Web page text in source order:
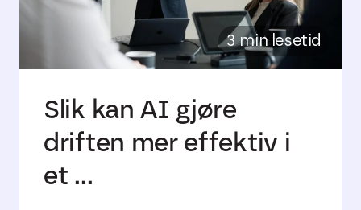
3 min lesetid
Slik kan AI gjøre
driften mer effektiv i
et ...